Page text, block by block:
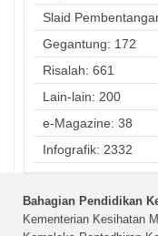
Slaid
Gegantung: 172
Risalah: 661
Lain-lain: 200
e-Magazine: 38
Infografik: 2332
Bahagian Pendidikan
Kementerian Kesihatan